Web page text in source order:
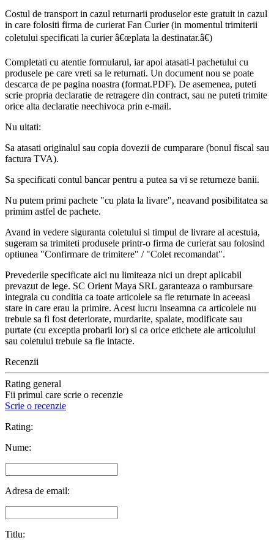
Costul de transport in cazul returnarii produselor este gratuit in cazul
in care folositi firma de curierat Fan Curier (in momentul trimiterii
coletului specificati la curier â€œplata la destinatar.â€)
Completati cu atentie formularul, iar apoi atasati-l pachetului cu
produsele pe care vreti sa le returnati. Un document nou se poate
descarca de pe pagina noastra (format.PDF). De asemenea, puteti
scrie propria declaratie de retragere din contract, sau ne puteti trimite
orice alta declaratie neechivoca prin e-mail.
Nu uitati:
Sa atasati originalul sau copia dovezii de cumparare (bonul fiscal sau
factura TVA).
Sa specificati contul bancar pentru a putea sa vi se returneze banii.
Nu putem primi pachete "cu plata la livare", neavand posibilitatea sa
primim astfel de pachete.
Avand in vedere siguranta coletului si timpul de livrare al acestuia,
sugeram sa trimiteti produsele printr-o firma de curierat sau folosind
optiunea "Confirmare de trimitere" / "Colet recomandat".
Prevederile specificate aici nu limiteaza nici un drept aplicabil
prevazut de lege. SC Orient Maya SRL garanteaza o rambursare
integrala cu conditia ca toate articolele sa fie returnate in aceeasi
stare in care erau la primire. Acest lucru inseamna ca articolele nu
trebuie sa fi fost deteriorate, murdarite, spalate, modificate sau
purtate (cu exceptia probarii lor) si ca orice etichete ale articolului
sau coletului trebuie sa fie intacte.
Recenzii
Rating general
Fii primul care scrie o recenzie
Scrie o recenzie
Rating:
Nume:
Adresa de email:
Titlu: